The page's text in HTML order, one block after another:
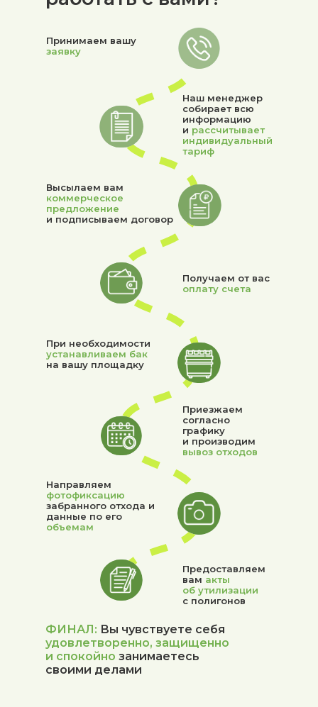
Принимаем вашу
заявку
Высылаем вам
коммерческое
предложение
и подписываем договор
При необходимости
устанавливаем бак
на вашу площадку
Направляем
фотофиксацию
забранного отхода и
данные по его
объемам
Наш менеджер
собирает всю
информацию
и рассчитывает
индивидуальный
тариф
Получаем от вас
оплату счета
Приезжаем
согласно
графику
и производим
вывоз отходов
Предоставляем
вам акты
об утилизации
с полигонов
ФИНАЛ: Вы чувствуете себя
удовлетворенно, защищенно
и спокойно занимаетесь
своими делами